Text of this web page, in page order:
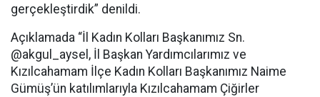
gerçekleştirdik” denildi.
Açıklamada “İl Kadın Kolları Başkanımız Sn.
@akgul_aysel, İl Başkan Yardımcılarımız ve
Kızılcahamam İlçe Kadın Kolları Başkanımız Naime
Gümüş’ün katılımlarıyla Kızılcahamam Çiğirler